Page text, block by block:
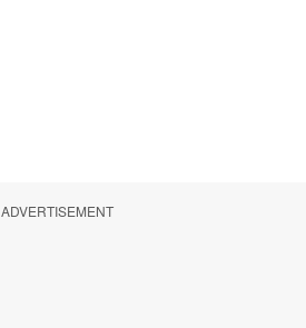
ADVERTISEMENT